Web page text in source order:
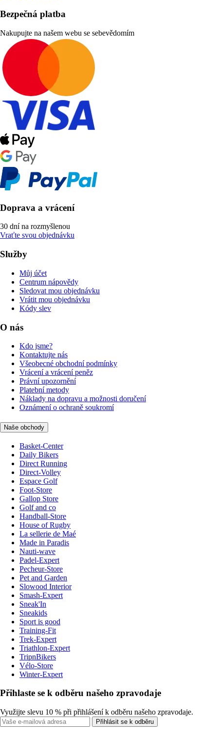
Bezpečná platba
Nakupujte na našem webu se sebevědomím
Doprava a vrácení
30 dní na rozmyšlenou
Vraťte svou objednávku
Služby
Můj účet
Centrum nápovědy
Sledovat mou objednávku
Vrátit mou objednávku
Kódy slev
O nás
Kdo jsme?
Kontaktujte nás
Všeobecné obchodní podmínky
Vrácení a vrácení peněz
Právní upozornění
Platební metody
Náklady na dopravu a možnosti doručení
Oznámení o ochraně soukromí
Naše obchody
Basket-Center
Daily Bikers
Direct Running
Direct-Volley
Espace Golf
Foot-Store
Gallop Store
Golf and co
Handball-Store
House of Rugby
La sellerie de Maé
Made in Paradis
Nauti-wave
Padel-Expert
Pecheur-Store
Pet and Garden
Slowood Interior
Smash-Expert
Sneak'In
Sneakids
Sport is good
Training-Fit
Trek-Expert
Triathlon-Expert
TripnBikers
Vélo-Store
Winter-Expert
Přihlaste se k odběru našeho zpravodaje
Využijte slevu 10 % při přihlášení k odběru našeho zpravodaje.
Přihlásit se k odběru